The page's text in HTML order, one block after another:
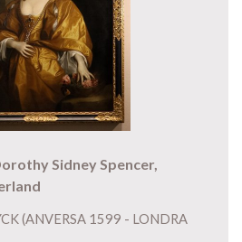
Sidney Spencer,
(ANVERSA 1599 - LONDRA